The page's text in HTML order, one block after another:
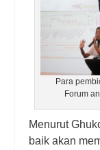
Para
Forum
Menurut
baik akan